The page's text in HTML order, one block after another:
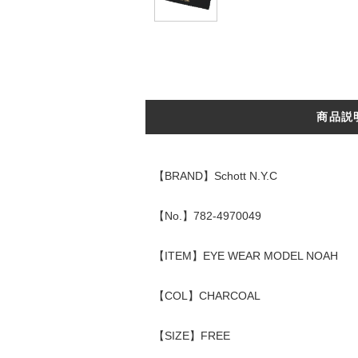
商品説
【BRAND】Schott N.Y.C
【No.】782-4970049
【ITEM】EYE WEAR MODEL NOAH
【COL】CHARCOAL
【SIZE】FREE